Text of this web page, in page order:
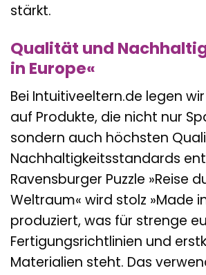
stärkt.
Qualität und
in Europe«
Bei Intuitiveeltern.de legen
auf Produkte, die nicht nur
sondern auch höchsten
Nachhaltigkeitsstandards
Ravensburger Puzzle »Reise
Weltraum« wird stolz »Made
produziert, was für strenge
Fertigungsrichtlinien und
Materialien steht. Das